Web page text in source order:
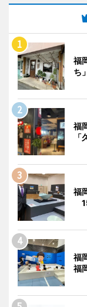
福
ち
福
福
福
福